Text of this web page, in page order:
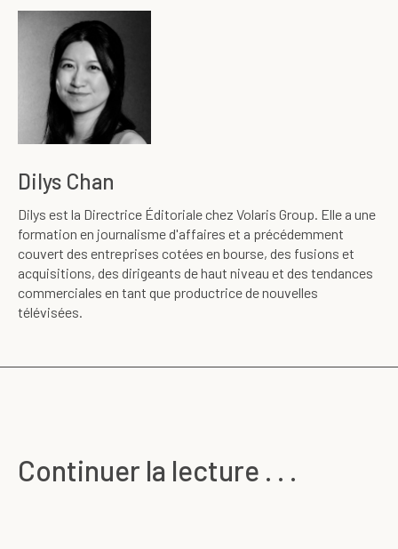
Dilys Chan
Dilys est la Directrice Éditoriale chez Volaris Group. Elle a une
formation en journalisme d'affaires et a précédemment
couvert des entreprises cotées en bourse, des fusions et
acquisitions, des dirigeants de haut niveau et des tendances
commerciales en tant que productrice de nouvelles
télévisées.
Continuer la lecture . . .